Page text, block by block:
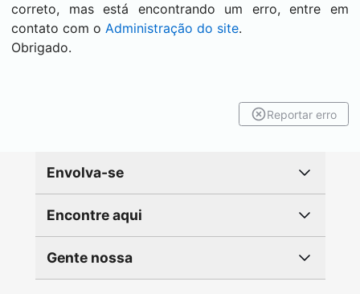
correto, mas está encontrando um erro, entre em
contato com o Administração do site.
Obrigado.
Reportar erro
Envolva-se
Encontre aqui
Gente nossa